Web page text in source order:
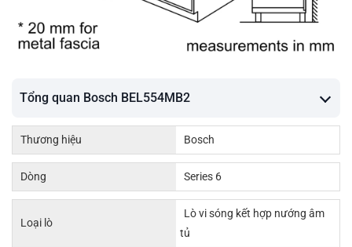
Tổng quan Bosch BEL554MB2
Thương hiệu Bosch
Dòng Series 6
Loại lò
Lò vi sóng kết hợp nướng âm
tủ